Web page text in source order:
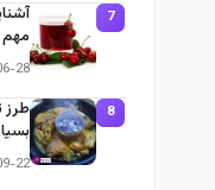
7
مهم
28
8
طرز
22